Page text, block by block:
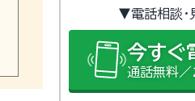
▼電話相談・
今すぐ
通話無料